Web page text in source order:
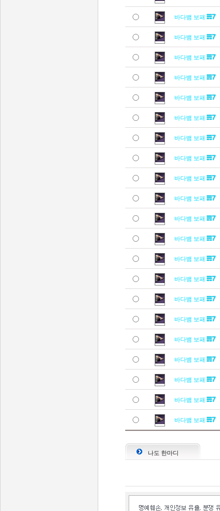
바다뱀 보패
바다뱀 보패
바다뱀 보패
바다뱀 보패
바다뱀 보패
바다뱀 보패
바다뱀 보패
바다뱀 보패
바다뱀 보패
바다뱀 보패
바다뱀 보패
바다뱀 보패
바다뱀 보패
바다뱀 보패
바다뱀 보패
바다뱀 보패
바다뱀 보패
바다뱀 보패
바다뱀 보패
바다뱀 보패
바다뱀 보패
나도 한마디